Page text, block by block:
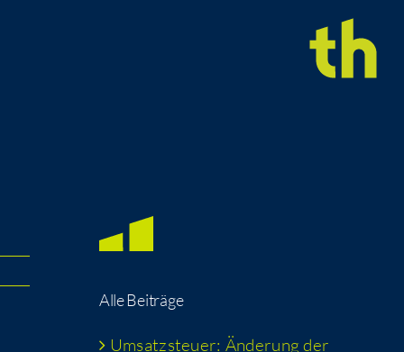
Alle Bei­trä­ge
Umsatz­steu­er: Ände­rung der